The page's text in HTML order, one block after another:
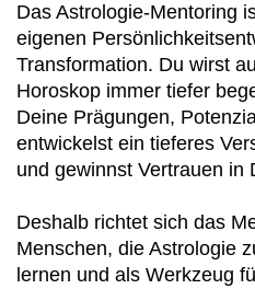
Das Astrologie-Mentoring
eigenen
Transformation. Du wirst
Horoskop immer tiefer
Deine Prägungen,
entwickelst ein tieferes
und gewinnst Vertrauen in
Deshalb richtet sich das
Menschen, die Astrologie
lernen und als Werkzeug